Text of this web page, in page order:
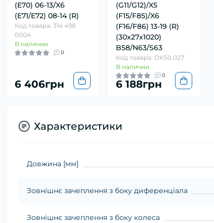
(E70) 06-13/X6
(E71/E72) 08-14 (R)
Код товара: 314 498
0004
В наличии
0
6 406грн
(G11/G12)/X5
(F15/F85)/X6
(F16/F86) 13-19 (R)
(30x27x1020)
B58/N63/S63
Код товара: DK50.027
В наличии
0
6 188грн
Характеристики
Довжина [мм]
Зовнішнє зачеплення з боку диференціала
Зовнішнє зачеплення з боку колеса